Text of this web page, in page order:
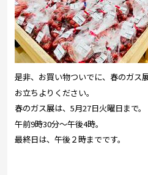
是非、お買い物ついでに、春のガス
お立ちよりください。
春のガス展は、5月27日火曜日まで。
午前9時30分～午後4時。
最終日は、午後２時までです。